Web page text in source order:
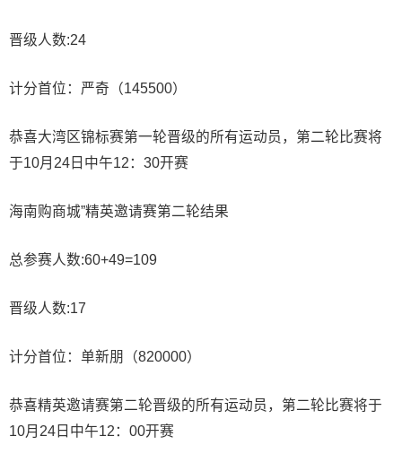
晋级人数:24
计分首位：严奇（145500）
恭喜大湾区锦标赛第一轮晋级的所有运动员，第二轮比赛将
于10月24日中午12：30开赛
海南购商城”精英邀请赛第二轮结果
总参赛人数:60+49=109
晋级人数:17
计分首位：单新朋（820000）
恭喜精英邀请赛第二轮晋级的所有运动员，第二轮比赛将于
10月24日中午12：00开赛